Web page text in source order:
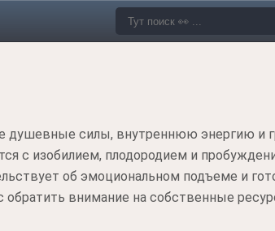
душевные силы, внутреннюю энергию и
с изобилием, плодородием и
об эмоциональном подъеме и
внимание на собственные